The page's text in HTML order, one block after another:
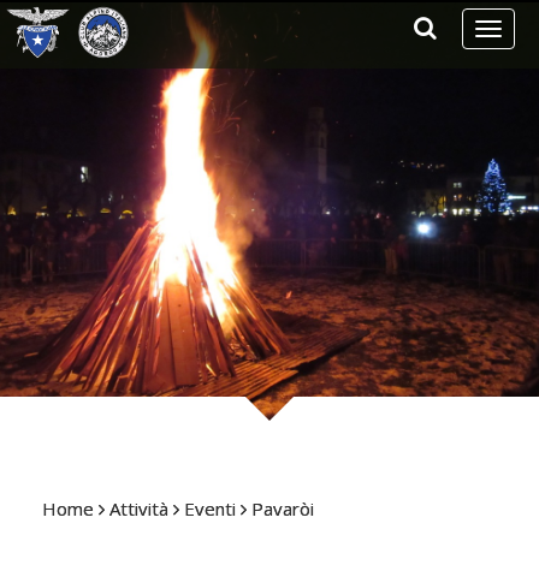
Home Attività Eventi Pavaròi